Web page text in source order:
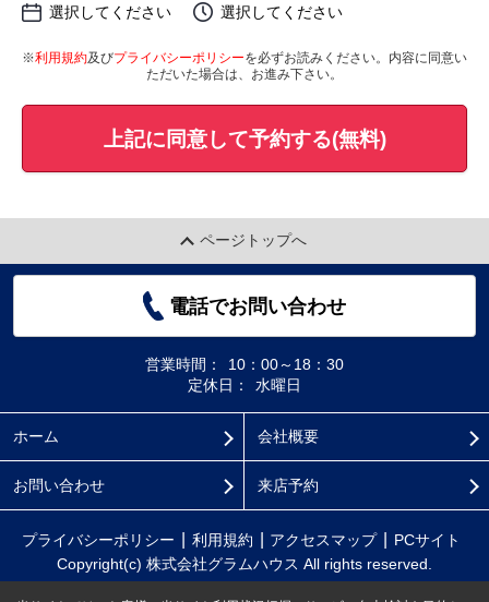
選択してください
選択してください
※利用規約及びプライバシーポリシーを必ずお読みください。内容に同意い
ただいた場合は、お進み下さい。
上記に同意して予約する(無料)
ページトップへ
電話でお問い合わせ
営業時間：
10：00～18：30
定休日：
水曜日
ホーム 会社概要
お問い合わせ 来店予約
プライバシーポリシー 利用規約 アクセスマップ
PCサイト
Copyright(c) 株式会社グラムハウス All rights reserved.